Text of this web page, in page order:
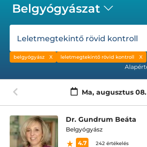
Belgyógyászat
Leletmegtekintő rövid kontroll
belgyógyász leletmegtekintő rövid kontroll
Ma, augusztus 08.
Dr. Gundrum Beáta
Belgyógyász
4.7
242 értékelés